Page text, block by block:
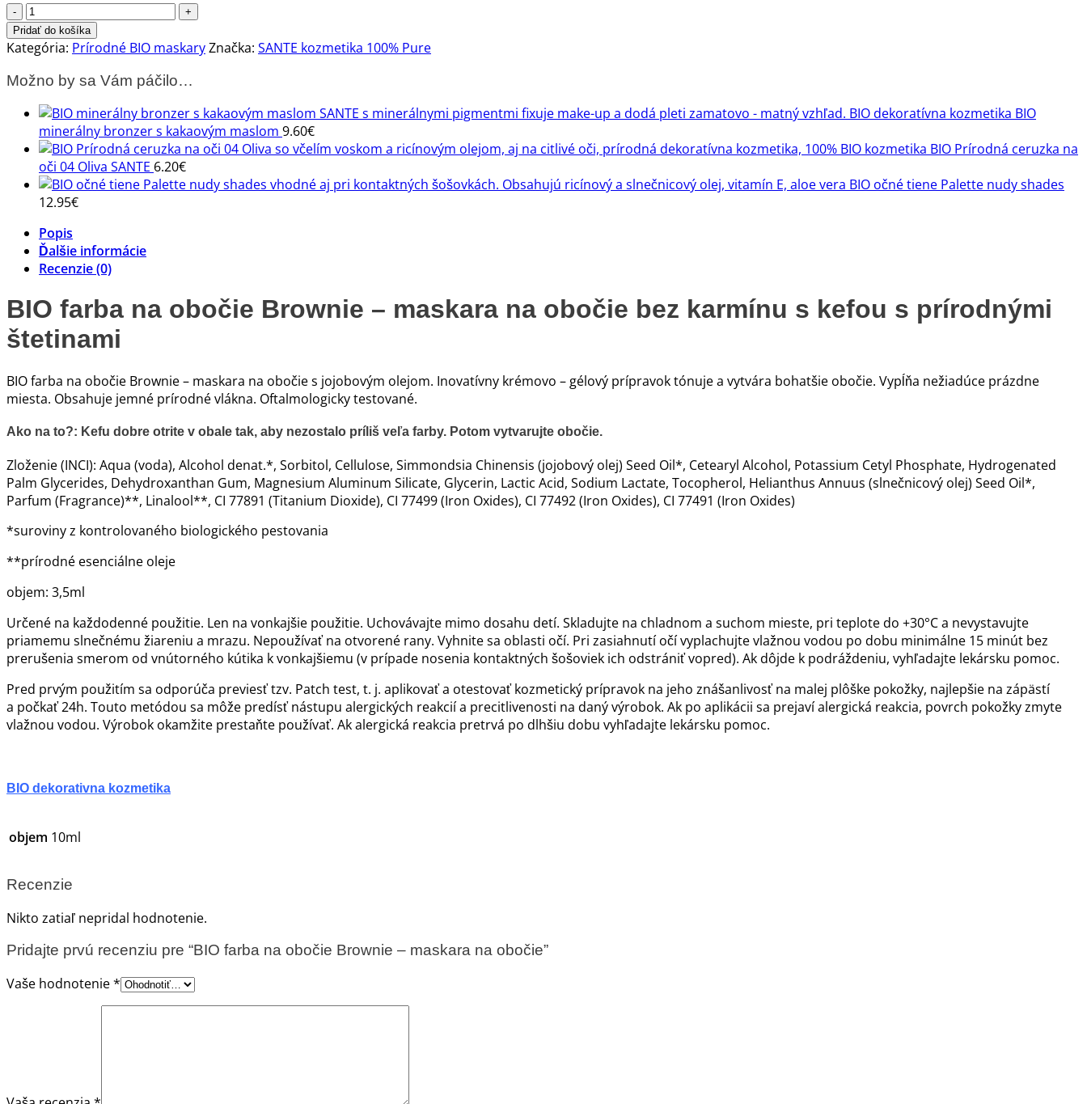
množstvo
BIO
farba
obočie
-
maskara
na
obočie
Pridať do košíka
Kategória: Prírodné BIO maskaryZnačka: SANTE kozmetika 100% Pure
Možno by sa Vám páčilo…
BIO
minerálny bronzer s kakaovým maslom 9.60€
BIO Prírodná ceruzka na
oči 04 Oliva SANTE 6.20€
BIO očné tiene Palette nudy shades
12.95€
Popis
Ďalšie informácie
Recenzie (0)
BIO farba na obočie Brownie – maskara na obočie bez karmínu s kefou s prírodnými
štetinami
BIO farba na obočie Brownie – maskara na obočie s jojobovým olejom. Inovatívny krémovo – gélový prípravok tónuje a vytvára bohatšie obočie. Vypĺňa nežiadúce prázdne
miesta. Obsahuje jemné prírodné vlákna. Oftalmologicky testované.
Ako na to?: Kefu dobre otrite v obale tak, aby nezostalo príliš veľa farby. Potom vytvarujte obočie.
Zloženie (INCI): Aqua (voda), Alcohol denat.*, Sorbitol, Cellulose, Simmondsia Chinensis (jojobový olej) Seed Oil*, Cetearyl Alcohol, Potassium Cetyl Phosphate, Hydrogenated
Palm Glycerides, Dehydroxanthan Gum, Magnesium Aluminum Silicate, Glycerin, Lactic Acid, Sodium Lactate, Tocopherol, Helianthus Annuus (slnečnicový olej) Seed Oil*,
Parfum (Fragrance)**, Linalool**, CI 77891 (Titanium Dioxide), CI 77499 (Iron Oxides), CI 77492 (Iron Oxides), CI 77491 (Iron Oxides)
*suroviny z kontrolovaného biologického pestovania
**prírodné esenciálne oleje
objem: 3,5ml
Určené na každodenné použitie. Len na vonkajšie použitie. Uchovávajte mimo dosahu detí. Skladujte na chladnom a suchom mieste, pri teplote do +30°C a nevystavujte
priamemu slnečnému žiareniu a mrazu. Nepoužívať na otvorené rany. Vyhnite sa oblasti očí. Pri zasiahnutí očí vyplachujte vlažnou vodou po dobu minimálne 15 minút bez
prerušenia smerom od vnútorného kútika k vonkajšiemu (v prípade nosenia kontaktných šošoviek ich odstrániť vopred). Ak dôjde k podráždeniu, vyhľadajte lekársku pomoc.
Pred prvým použitím sa odporúča previesť tzv. Patch test, t. j. aplikovať a otestovať kozmetický prípravok na jeho znášanlivosť na malej plôške pokožky, najlepšie na zápästí
a počkať 24h. Touto metódou sa môže predísť nástupu alergických reakcií a precitlivenosti na daný výrobok. Ak po aplikácii sa prejaví alergická reakcia, povrch pokožky zmyte
vlažnou vodou. Výrobok okamžite prestaňte používať. Ak alergická reakcia pretrvá po dlhšiu dobu vyhľadajte lekársku pomoc.
BIO dekorativna kozmetika
objem 10ml
Recenzie
Nikto zatiaľ nepridal hodnotenie.
Pridajte prvú recenziu pre “BIO farba na obočie Brownie – maskara na obočie”
Vaše hodnotenie*